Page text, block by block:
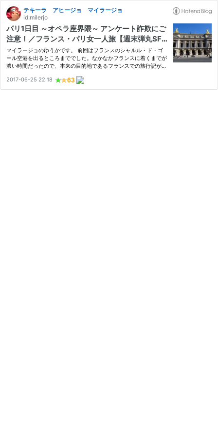
テキーラ アヒージョ マイラージョ
id:milerjo
パリ1日目 ～オペラ座界隈～ アンケート詐欺にご
注意！／フランス・パリ女一人旅【週末弾丸SFC
修行 #1-4】
マイラージョのゆうかです。 前回はフランスのシャルル・ド・ゴ
ール空港を出るところまででした。なかなかフランスに着くまでが
濃い時間だったので、本来の目的地であるフランスでの旅行記が始
いと思います。 目次 空港からパリ市内までの交通手段 ロワシー…
2017-06-25 22:18